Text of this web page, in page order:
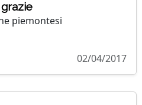
piemontesi
02/04/2017